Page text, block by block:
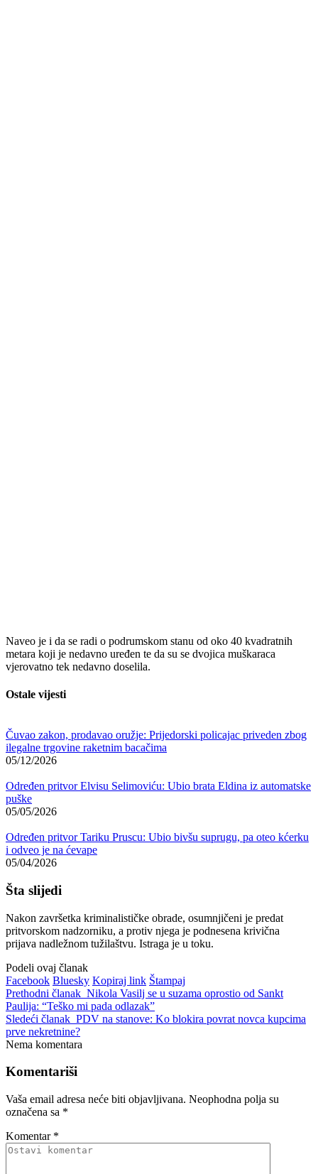
Naveo je i da se radi o podrumskom stanu od oko 40 kvadratnih
metara koji je nedavno uređen te da su se dvojica muškaraca
vjerovatno tek nedavno doselila.
Ostale vijesti
Čuvao zakon, prodavao oružje: Prijedorski policajac priveden zbog
ilegalne trgovine raketnim bacačima
05/12/2026
Određen pritvor Elvisu Selimoviću: Ubio brata Eldina iz automatske
puške
05/05/2026
Određen pritvor Tariku Pruscu: Ubio bivšu suprugu, pa oteo kćerku
i odveo je na ćevape
05/04/2026
Šta slijedi
Nakon završetka kriminalističke obrade, osumnjičeni je predat
pritvorskom nadzorniku, a protiv njega je podnesena krivična
prijava nadležnom tužilaštvu. Istraga je u toku.
Podeli ovaj članak
Facebook Bluesky Kopiraj link Štampaj
Prethodni članak Nikola Vasilj se u suzama oprostio od Sankt
Paulija: “Teško mi pada odlazak”
Sledeći članak PDV na stanove: Ko blokira povrat novca kupcima
prve nekretnine?
Nema komentara
Komentariši
Vaša email adresa neće biti objavljivana. Neophodna polja su
označena sa *
Komentar *